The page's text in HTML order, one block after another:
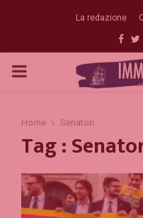
La redazione
PRIMARY
Home Senatori
Tag :